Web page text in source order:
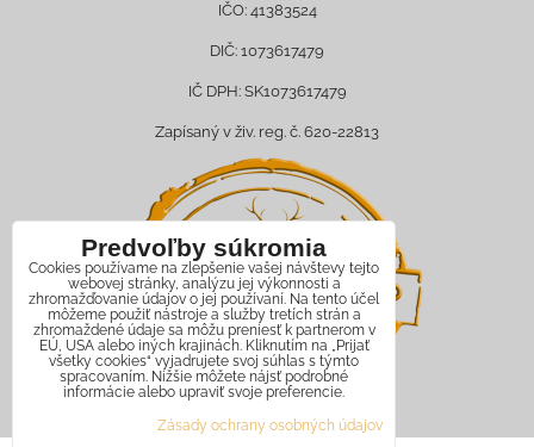
IČO: 41383524
DIČ: 1073617479
IČ DPH: SK1073617479
Zapísaný v živ. reg. č. 620-22813
Predvoľby súkromia
Cookies používame na zlepšenie vašej návštevy tejto
webovej stránky, analýzu jej výkonnosti a
zhromažďovanie údajov o jej používaní. Na tento účel
môžeme použiť nástroje a služby tretích strán a
zhromaždené údaje sa môžu preniesť k partnerom v
EÚ, USA alebo iných krajinách. Kliknutím na „Prijať
všetky cookies“ vyjadrujete svoj súhlas s týmto
spracovaním. Nižšie môžete nájsť podrobné
informácie alebo upraviť svoje preferencie.
Zásady ochrany osobných údajov